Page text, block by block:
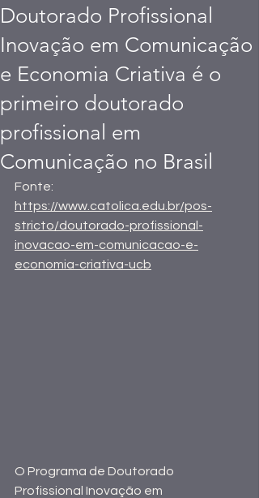
Doutorado Profissional
Inovação em Comunicação
e Economia Criativa é o
primeiro doutorado
profissional em
Comunicação no Brasil
Fonte:
https://www.catolica.edu.br/pos-
stricto/doutorado-profissional-
inovacao-em-comunicacao-e-
economia-criativa-ucb
O Programa de Doutorado
Profissional Inovação em